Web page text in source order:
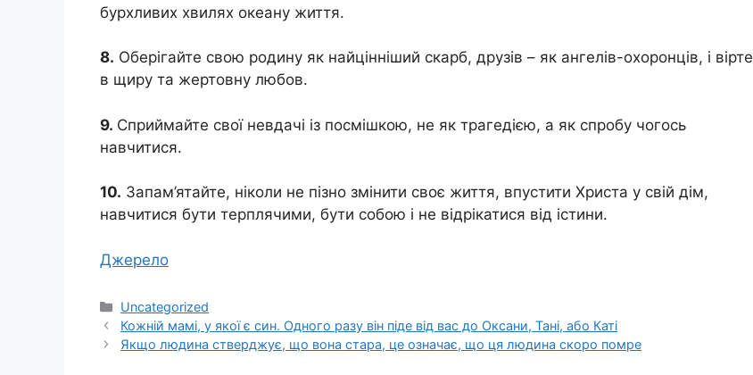
бурхливих хвилях океану життя.
8. Оберігайте свою родину як найцінніший скарб, друзів – як ангелів-охоронців, і вірте
в щиру та жертовну любов.
9. Сприймайте свої невдачі із посмішкою, не як трагедією, а як спробу чогось
навчитися.
10. Запам’ятайте, ніколи не пізно змінити своє життя, впустити Христа у свій дім,
навчитися бути терплячими, бути собою і не відрікатися від істини.
Джерело
Категорії
Uncategorized
Кожній мамі, у якої є син. Одного разу він піде від вас до Оксани, Тані, або Каті
Якщо людина стверджує, що вона стара, це означає, що ця людина скоро помре